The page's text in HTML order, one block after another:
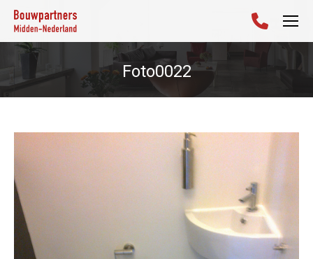
Foto0022